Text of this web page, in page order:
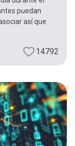
puedan
así que
14792